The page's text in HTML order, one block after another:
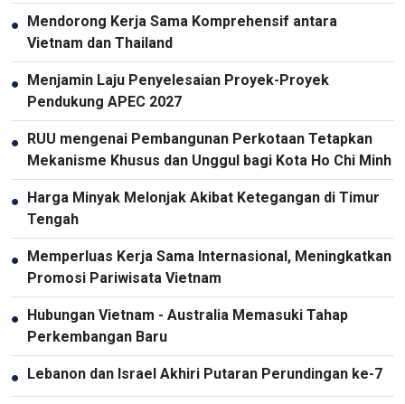
● Mendorong Kerja Sama Komprehensif antara
Vietnam dan Thailand
● Menjamin Laju Penyelesaian Proyek-Proyek
Pendukung APEC 2027
● RUU mengenai Pembangunan Perkotaan Tetapkan
Mekanisme Khusus dan Unggul bagi Kota Ho Chi Minh
● Harga Minyak Melonjak Akibat Ketegangan di Timur
Tengah
● Memperluas Kerja Sama Internasional, Meningkatkan
Promosi Pariwisata Vietnam
● Hubungan Vietnam - Australia Memasuki Tahap
Perkembangan Baru
● Lebanon dan Israel Akhiri Putaran Perundingan ke-7